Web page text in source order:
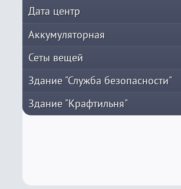
Дата центр
Аккумуляторная
Сеты вещей
Здание "Служба безопасности"
Здание "Крафтильня"